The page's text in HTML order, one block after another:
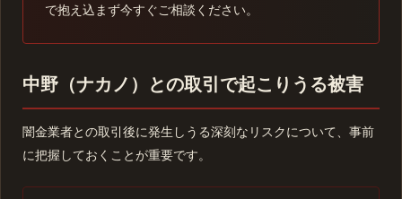
で抱え込まず今すぐご相談ください。
中野（ナカノ）との取引で起こりうる被害
闇金業者との取引後に発生しうる深刻なリスクについて、事前
に把握しておくことが重要です。